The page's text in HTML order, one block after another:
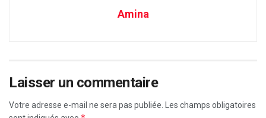
Amina
Laisser un commentaire
Votre adresse e-mail ne sera pas publiée.
Les champs obligatoires